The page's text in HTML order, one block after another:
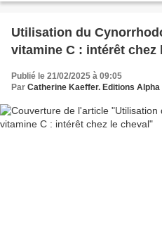
Utilisation du
vitamine C : intérêt chez
Publié le 21/02/2025 à 09:05
Par Catherine Kaeffer. Editions Alpha